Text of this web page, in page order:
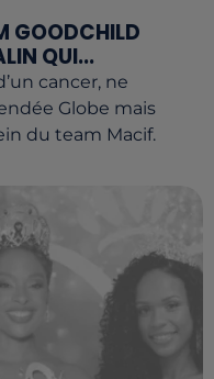
GOODCHILD
QUI...
cancer, ne
Globe mais
du team Macif.